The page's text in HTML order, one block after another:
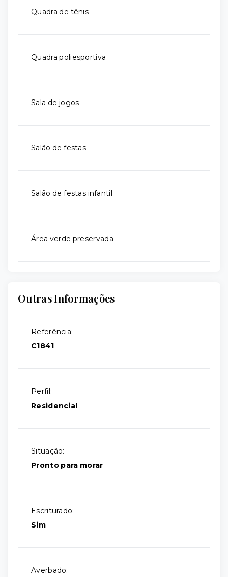
Quadra de tênis
Quadra poliesportiva
Sala de jogos
Salão de festas
Salão de festas infantil
Área verde preservada
Outras Informações
Referência:
C1841
Perfil:
Residencial
Situação:
Pronto para morar
Escriturado:
Sim
Averbado: